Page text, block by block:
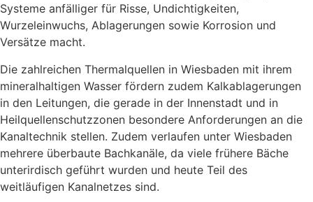
Systeme anfälliger für Risse, Undichtigkeiten,
Wurzeleinwuchs, Ablagerungen sowie Korrosion und
Versätze macht.
Die zahlreichen Thermalquellen in Wiesbaden mit ihrem
mineralhaltigen Wasser fördern zudem Kalkablagerungen
in den Leitungen, die gerade in der Innenstadt und in
Heilquellenschutzzonen besondere Anforderungen an die
Kanaltechnik stellen. Zudem verlaufen unter Wiesbaden
mehrere überbaute Bachkanäle, da viele frühere Bäche
unterirdisch geführt wurden und heute Teil des
weitläufigen Kanalnetzes sind.